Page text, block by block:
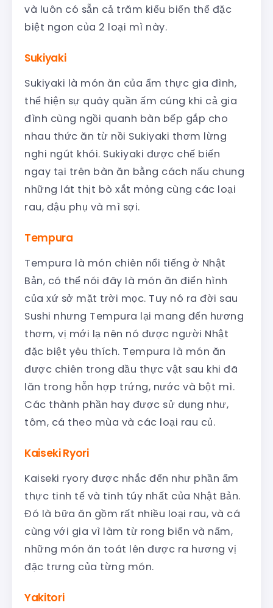
và luôn có sẵn cả trăm kiểu biến thể đặc
biệt ngon của 2 loại mì này.
Sukiyaki
Sukiyaki là món ăn của ẩm thực gia đình,
thể hiện sự quây quần ấm cúng khi cả gia
đình cùng ngồi quanh bàn bếp gắp cho
nhau thức ăn từ nồi Sukiyaki thơm lừng
nghi ngút khói. Sukiyaki được chế biến
ngay tại trên bàn ăn bằng cách nấu chung
những lát thịt bò xắt mỏng cùng các loại
rau, đậu phụ và mì sợi.
Tempura
Tempura là món chiên nổi tiếng ở Nhật
Bản, có thể nói đây là món ăn điển hình
của xứ sở mặt trời mọc. Tuy nó ra đời sau
Sushi nhưng Tempura lại mang đến hương
thơm, vị mới lạ nên nó được người Nhật
đặc biệt yêu thích. Tempura là món ăn
được chiên trong dầu thực vật sau khi đã
lăn trong hỗn hợp trứng, nước và bột mì.
Các thành phần hay được sử dụng như,
tôm, cá theo mùa và các loại rau củ.
Kaiseki Ryori
Kaiseki ryory được nhắc đến như phần ẩm
thực tinh tế và tinh túy nhất của Nhật Bản.
Đó là bữa ăn gồm rất nhiều loại rau, và cá
cùng với gia vì làm từ rong biển và nấm,
những món ăn toát lên được ra hương vị
đặc trưng của từng món.
Yakitori